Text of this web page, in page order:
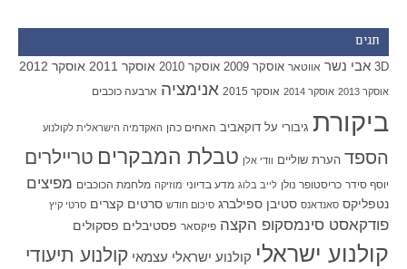
תגים
3D אבי נשר אווטאר אוסקר 2009 אוסקר 2010 אוסקר 2011 אוסקר 2012
אוסקר 2013 אוסקר 2014 אוסקר 2015 אנימציה ארבעה כוכבים
ביקורת גיבורי על דוקאביב האחים כהן האקדמיה הישראלית לקולנוע
הספד הערת שוליים וודי אלן טבלת המבקרים טריילרים
יוסף סידר כריסטופר נולן לייב בלוג מדע בדיוני מוזיקה מלחמת הכוכבים מפיצים
נטפליקס סאנדאנס סטיבן ספילברג סיכום חודש סרטים קצרים סרטי קיץ
פודקאסט סינמסקופ הקצה פיקסאר פסטיבלים פסקולים
קולנוע ישראלי קולנוע ישראלי עצמאי קולנוע תיעודי